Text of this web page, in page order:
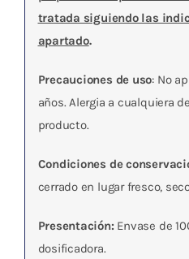
tratada siguiendo las
apartado.
Precauciones de uso: No
años. Alergia a cualquiera
producto.
Condiciones de
cerrado en lugar fresco,
Presentación: Envase de
dosificadora.